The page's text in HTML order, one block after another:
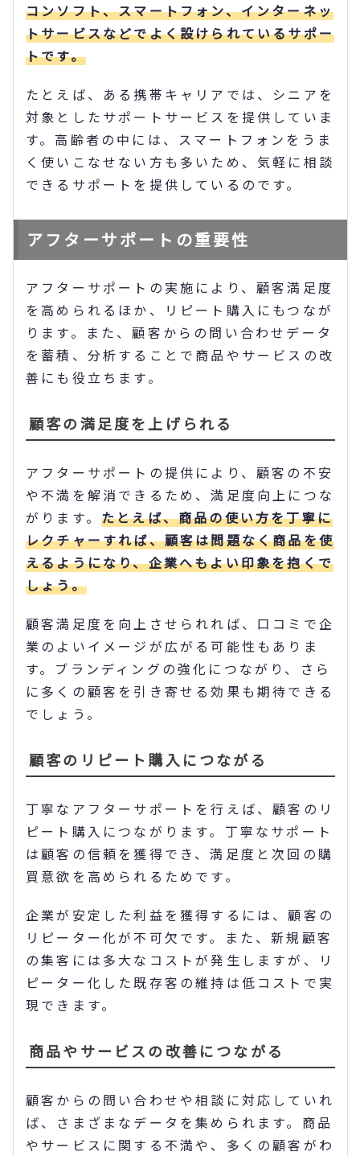
コンソフト、スマートフォン、インターネッ
トサービスなどでよく設けられているサポー
トです。
たとえば、ある携帯キャリアでは、シニアを
対象としたサポートサービスを提供していま
す。高齢者の中には、スマートフォンをうま
く使いこなせない方も多いため、気軽に相談
できるサポートを提供しているのです。
アフターサポートの重要性
アフターサポートの実施により、顧客満足度
を高められるほか、リピート購入にもつなが
ります。また、顧客からの問い合わせデータ
を蓄積、分析することで商品やサービスの改
善にも役立ちます。
顧客の満足度を上げられる
アフターサポートの提供により、顧客の不安
や不満を解消できるため、満足度向上につな
がります。 たとえば、商品の使い方を丁寧に
レクチャーすれば、顧客は問題なく商品を使
えるようになり、企業へもよい印象を抱くで
しょう。
顧客満足度を向上させられれば、口コミで企
業のよいイメージが広がる可能性もありま
す。ブランディングの強化につながり、さら
に多くの顧客を引き寄せる効果も期待できる
でしょう。
顧客のリピート購入につながる
丁寧なアフターサポートを行えば、顧客のリ
ピート購入につながります。丁寧なサポート
は顧客の信頼を獲得でき、満足度と次回の購
買意欲を高められるためです。
企業が安定した利益を獲得するには、顧客の
リピーター化が不可欠です。また、新規顧客
の集客には多大なコストが発生しますが、リ
ピーター化した既存客の維持は低コストで実
現できます。
商品やサービスの改善につながる
顧客からの問い合わせや相談に対応していれ
ば、さまざまなデータを集められます。商品
やサービスに関する不満や、多くの顧客がわ